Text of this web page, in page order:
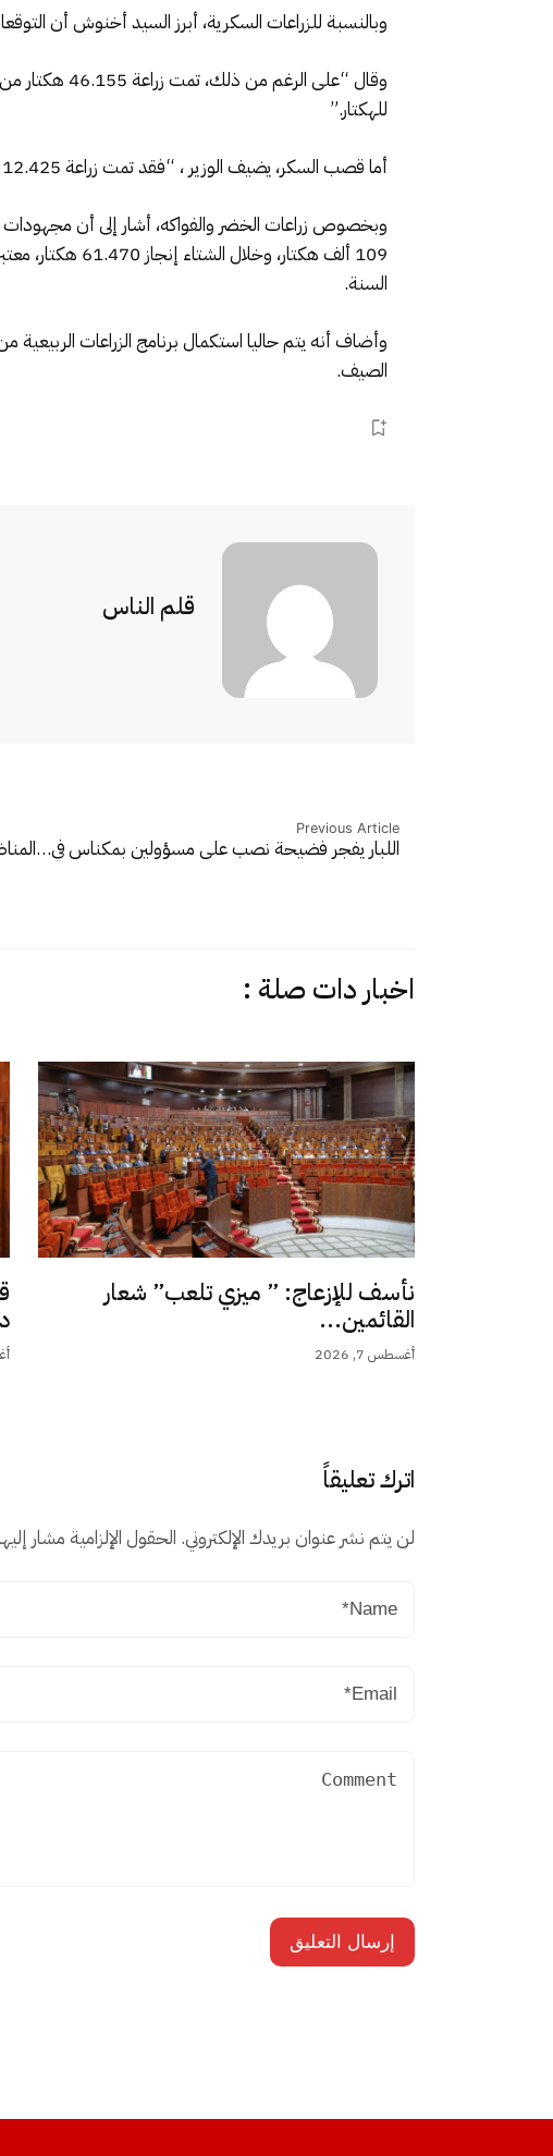
وبالنسبة للزراعات السكرية، أبرز السيد أخنوش أن
للهكتار.”
أما قصب السكر، يضيف الوزير ، “فقد تمت زراعة 12.425 هكتار، منها 10.260 قابلة للحش، ما سيمكن من بلوغ إنتاج إجمالي يقدر بحوالي 60.000 طن.”.
وبخصوص زراعات الخضر والفواكه، أشار إلى أن
109 ألف
السنة.
الصيف.
قلم الناس
Previous Article
اللبار يفجر فضيحة نصب على مسؤولين بمكناس في…
اخبار دات صلة :
نأسف للإزعاج: ” ميزي تلعب” شعار
القائمين...
أغسطس 7, 2026
اترك تعليقاً
لن يتم نشر عنوان بريدك الإلكتروني. الحقول الإلزامية مشار